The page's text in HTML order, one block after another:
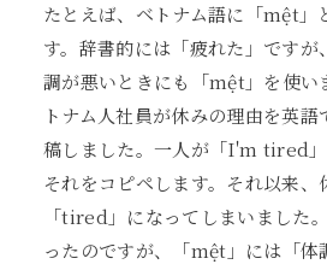
たとえば、ベトナム語に「mệt」
す。辞書的には「疲れた」ですが
調が悪いときにも「mệt」を使い
トナム人社員が休みの理由を英
稿しました。一人が「I'm tired
それをコピペします。それ以来
「tired」になってしまいました
ったのですが、「mệt」には「体